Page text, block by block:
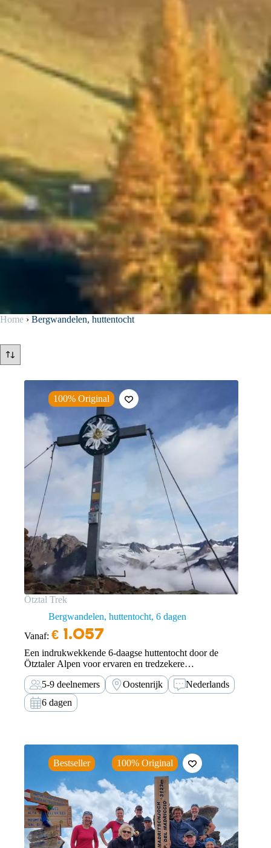
Home › Bergwandelen, huttentocht
100% Original
Ötztal Trek
Bergwandelen, huttentocht 6 dagen
Vanaf: € 1.057
Een indrukwekkende 6-daagse huttentocht door de
Ötztaler Alpen voor ervaren en tredzekere
huttentochters.
5-9 deelnemers
Oostenrijk
Nederlands
6 dagen
Bestseller 100% Original